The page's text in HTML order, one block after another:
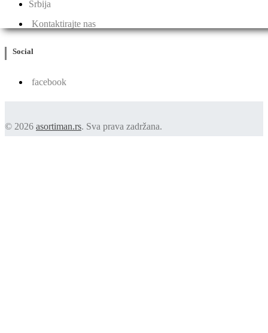
Srbija
Kontaktirajte nas
Social
facebook
© 2026 asortiman.rs. Sva prava zadržana.